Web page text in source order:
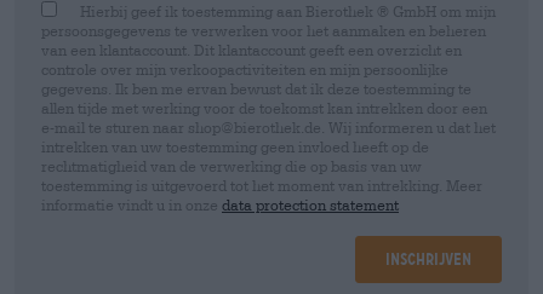
Hierbij geef ik toestemming aan Bierothek ® GmbH om mijn
persoonsgegevens te verwerken voor het aanmaken en beheren
van een klantaccount. Dit klantaccount geeft een overzicht en
controle over mijn verkoopactiviteiten en mijn persoonlijke
gegevens. Ik ben me ervan bewust dat ik deze toestemming te
allen tijde met werking voor de toekomst kan intrekken door een
e-mail te sturen naar shop@bierothek.de. Wij informeren u dat het
intrekken van uw toestemming geen invloed heeft op de
rechtmatigheid van de verwerking die op basis van uw
toestemming is uitgevoerd tot het moment van intrekking. Meer
informatie vindt u in onze data protection statement
Inschrijven